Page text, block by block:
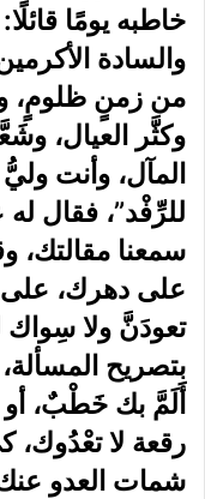
خاطبه يومًا
والسادة
من زمنٍ ظلومٍ،
وكثَّر العيال،
المآل، وأنت
للرِّفْد”، فقال
سمعنا مقالتك،
على دهرك، على
تعودَنَّ ولا سِواك
بتصريح
أَلَمَّ بك خَطْبٌ، أو
رقعة لا
شمات العدو